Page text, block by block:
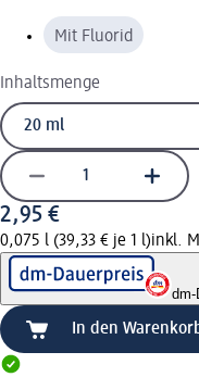
Mit Fluorid
Inhaltsmenge
2,95 €
0,075 l (39,33 € je 1 l)inkl.
dm-
In den